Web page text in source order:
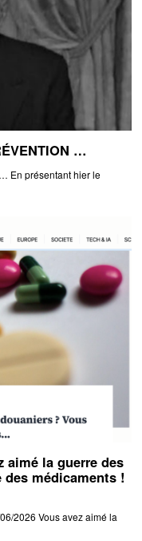
…
En présentant hier le
aimé la guerre des
médicaments !
2026 Vous avez aimé la